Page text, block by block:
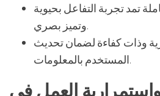
تمد تجربة التفاعل بحيوية
وتميز بصري.
وذات كفاءة لضمان تحديث
المستخدم بالمعلومات.
العمل في